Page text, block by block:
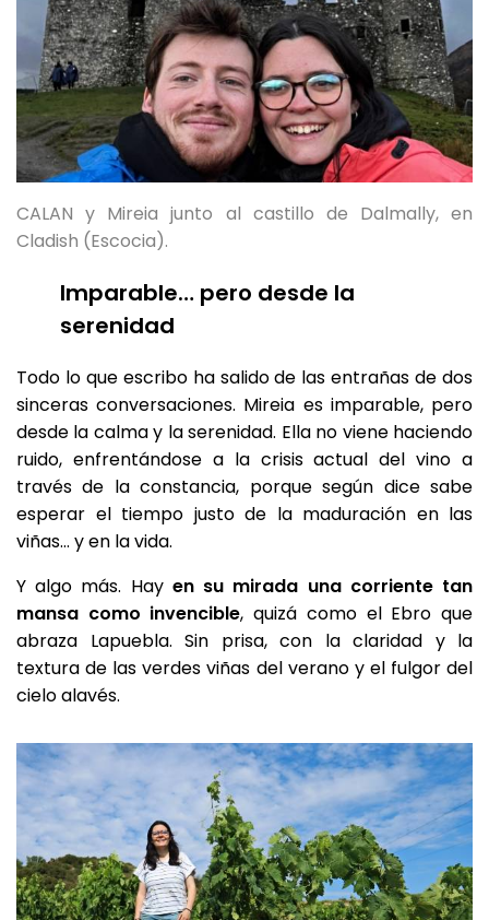
CALAN y Mireia junto al castillo de Dalmally, en
Cladish (Escocia).
Imparable… pero desde la
serenidad
Todo lo que escribo ha salido de las entrañas de dos
sinceras conversaciones. Mireia es imparable, pero
desde la calma y la serenidad. Ella no viene haciendo
ruido, enfrentándose a la crisis actual del vino a
través de la constancia, porque según dice sabe
esperar el tiempo justo de la maduración en las
viñas… y en la vida.
Y algo más. Hay en su mirada una corriente tan
mansa como invencible, quizá como el Ebro que
abraza Lapuebla. Sin prisa, con la claridad y la
textura de las verdes viñas del verano y el fulgor del
cielo alavés.